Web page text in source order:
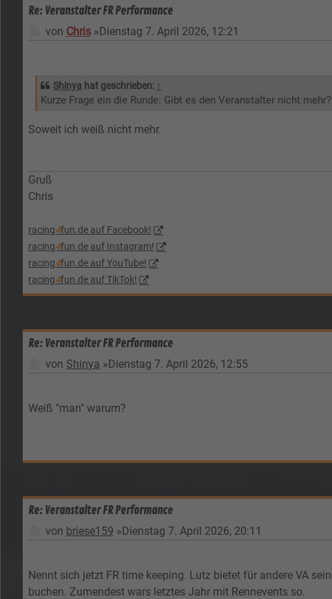
Re: Veranstalter FR Performance
Beitrag
von Chris»Dienstag 7. April 2026, 12:21
Shinya hat geschrieben: ↑
Kurze Frage ein die Runde: Gibt es den Veranstalter nicht
Soweit ich weiß nicht mehr.
Gruß
Chris
racing4fun.de auf Facebook!
racing4fun.de auf Instagram!
racing4fun.de auf YouTube!
racing4fun.de auf TikTok!
Re: Veranstalter FR Performance
Beitrag
von Shinya »Dienstag 7. April 2026, 12:55
Weiß "man" warum?
Re: Veranstalter FR Performance
Beitrag
von briese159 »Dienstag 7. April 2026, 20:11
Nennt sich jetzt FR time keeping. Lutz bietet für andere VA
buchen. Zumendest wars letztes Jahr mit Rennevents so.